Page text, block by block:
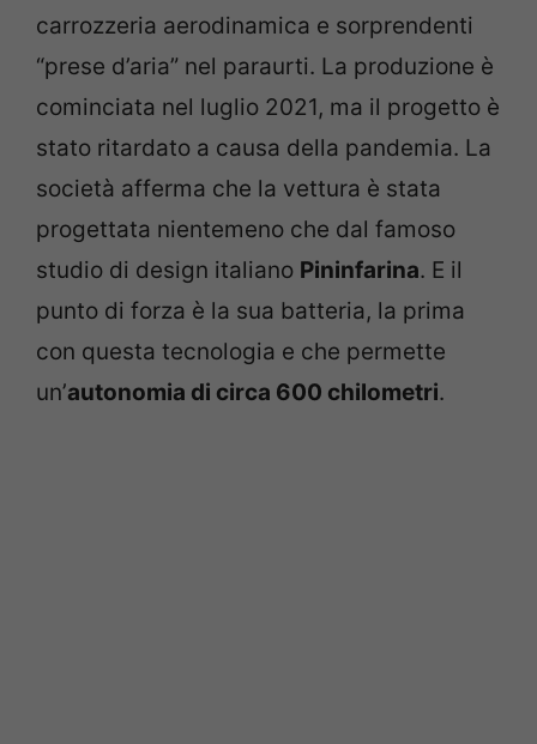
carrozzeria aerodinamica e sorprendenti
“prese d’aria” nel paraurti. La produzione è
cominciata nel luglio 2021, ma il progetto è
stato ritardato a causa della pandemia. La
società afferma che la vettura è stata
progettata nientemeno che dal famoso
studio di design italiano Pininfarina. E il
punto di forza è la sua batteria, la prima
con questa tecnologia e che permette
un’autonomia di circa 600 chilometri.